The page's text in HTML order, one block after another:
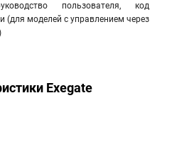
пользователя, код
(для моделей с управлением через
Exegate